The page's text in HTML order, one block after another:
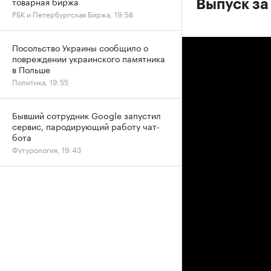
Выпуск
РБК и Петербургская Биржа, 19:58
Посольство Украины сообщило о
повреждении украинского памятника
в Польше
Политика, 19:55
Бывший сотрудник Google запустил
сервис, пародирующий работу чат-
бота
Футурология, 19:43